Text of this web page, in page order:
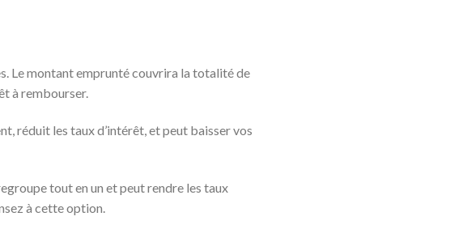
Le montant emprunté couvrira la totalité de
à rembourser.
réduit les taux d’intérêt, et peut baisser vos
tout en un et peut rendre les taux
à cette option.